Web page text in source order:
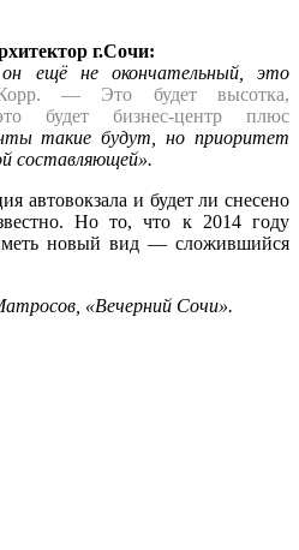
г.Сочи:
ещё не окончательный, это
— Это будет высотка,
будет бизнес-центр плюс
такие будут, но приоритет
составляющей».
автовокзала и будет ли снесено
Но то, что к 2014 году
новый вид — сложившийся
«Вечерний Сочи».